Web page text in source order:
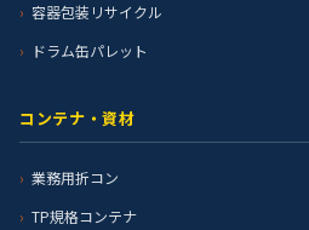
容器包装リサイクル
ドラム缶パレット
コンテナ・資材
業務用折コン
TP規格コンテナ